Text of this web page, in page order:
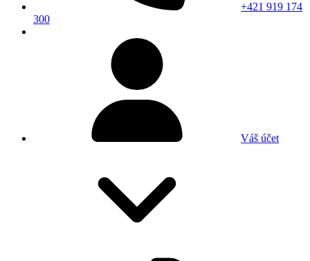
+421 919 174
300
Váš účet